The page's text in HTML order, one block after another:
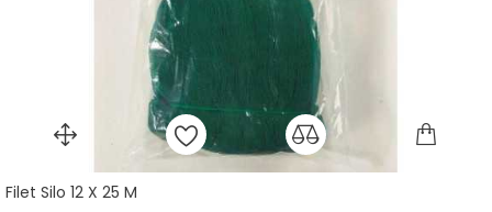
Filet Silo 12 X 25 M